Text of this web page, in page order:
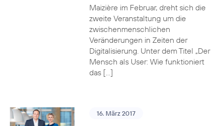
Maizière im Februar, dreht sich die
zweite Veranstaltung um die
zwischenmenschlichen
Veränderungen in Zeiten der
Digitalisierung. Unter dem Titel „Der
Mensch als User: Wie funktioniert
das […]
16. März 2017